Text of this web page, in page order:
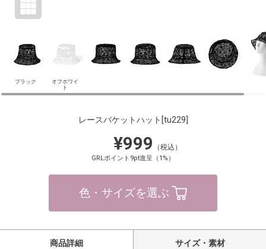
ブラック
オフホワイ
ト
レースバケットハット [tu229]
¥999 （税込）
GRLポイント9pt進呈（1%）
色・サイズを選ぶ
商品詳細 サイズ・素材